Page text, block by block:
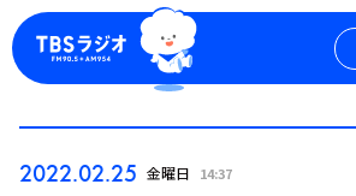
2022.02.25 金曜日 14:37